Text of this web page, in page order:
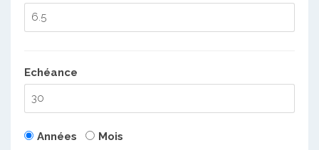
Echéance
Années Mois